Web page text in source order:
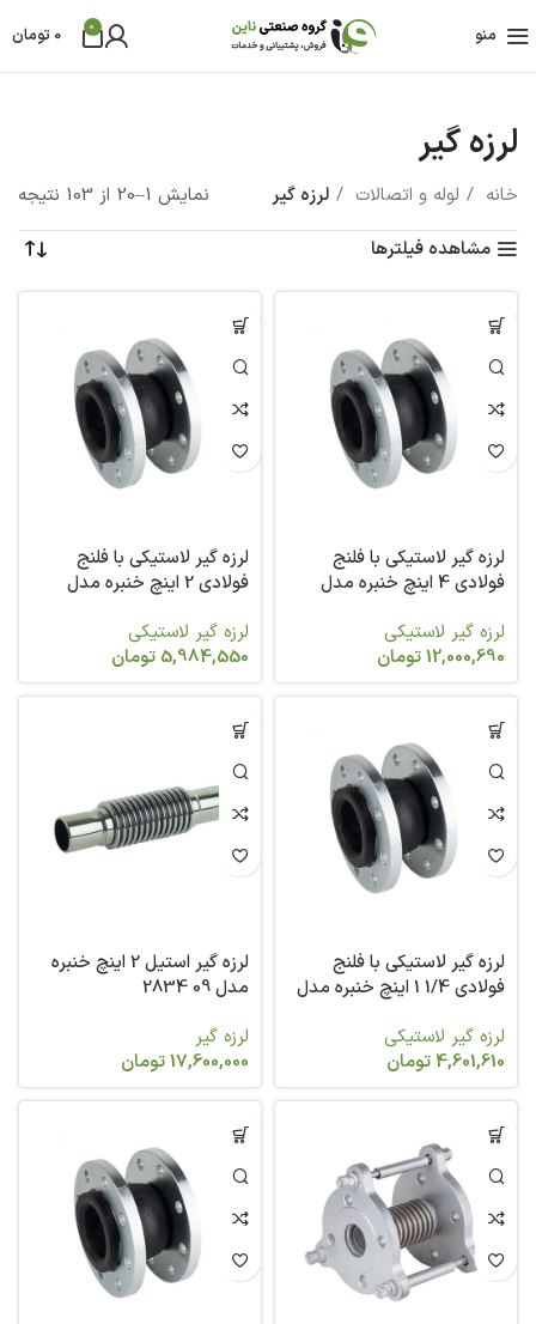
منو 0
0 تومان
لرزه گیر
خانه لوله و اتصالات لرزه گیر
نمایش 1–20 از 103 نتیجه
مشاهده فیلترها
لرزه گیر لاستیکی با فلنج
فولادی 4 اینچ خنبره مدل
لرزه گیر لاستیکی
12,000,690تومان
لرزه گیر لاستیکی با فلنج
فولادی 2 اینچ خنبره مدل
لرزه گیر لاستیکی
5,984,550 تومان
لرزه گیر لاستیکی با فلنج
فولادی 1/4 1 اینچ خنبره مدل
لرزه گیر لاستیکی
4,601,610تومان
لرزه گیر استیل 2 اینچ خنبره
مدل 09 2834
لرزه گیر
17,600,000تومان